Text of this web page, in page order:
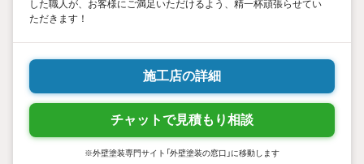
した職人が、お客様にご満足いただけるよう、精一杯頑張らせてい
ただきます！
施工店の詳細
チャットで見積もり相談
※外壁塗装専門サイト「外壁塗装の窓口」に移動します